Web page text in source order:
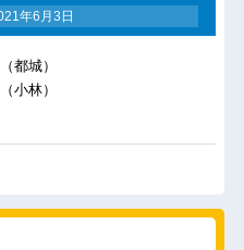
年6月3日
都城）
小林）